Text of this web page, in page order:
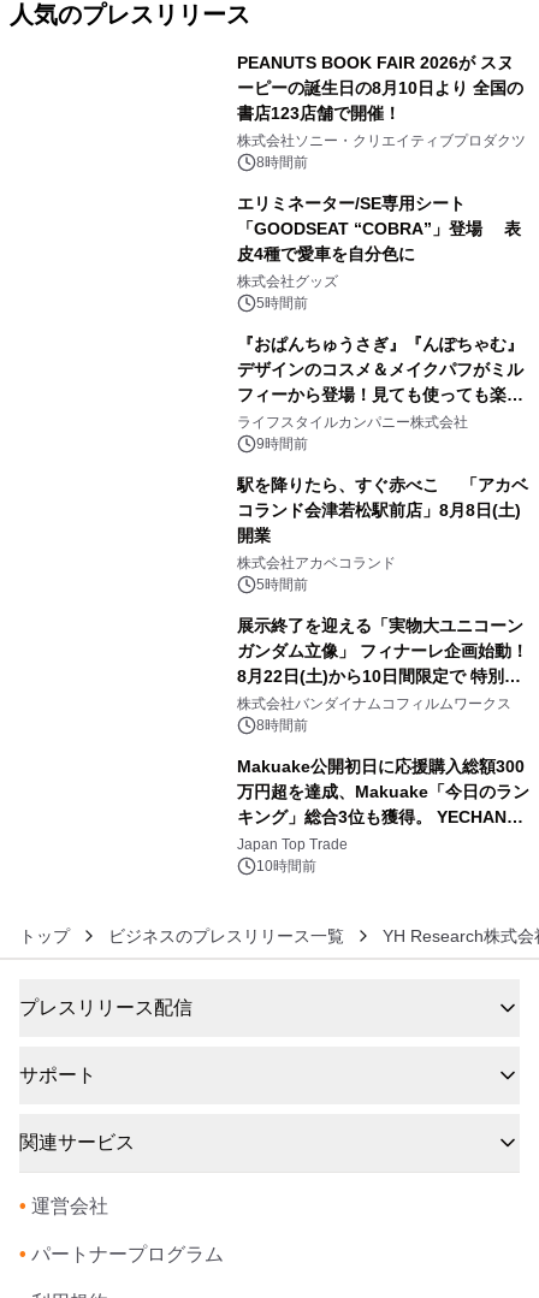
人気のプレスリリース
PEANUTS BOOK FAIR 2026が スヌ
ーピーの誕生日の8月10日より 全国の
書店123店舗で開催！
株式会社ソニー・クリエイティブプロダクツ
8時間前
エリミネーター/SE専用シート
「GOODSEAT “COBRA”」登場 表
皮4種で愛車を自分色に
株式会社グッズ
5時間前
『おぱんちゅうさぎ』『んぽちゃむ』
デザインのコスメ＆メイクパフがミル
フィーから登場！見ても使っても楽し
い、ポップでキュートなコレクショ
ン。
ライフスタイルカンパニー株式会社
9時間前
駅を降りたら、すぐ赤べこ 「アカベ
コランド会津若松駅前店」8月8日(土)
開業
株式会社アカベコランド
5時間前
展示終了を迎える「実物大ユニコーン
ガンダム立像」 フィナーレ企画始動！
8月22日(土)から10日間限定で 特別映
像『UNICORN GUNDAM Statue ―
BEYOND POSSIBILITY ―』を上映！
株式会社バンダイナムコフィルムワークス
8時間前
Makuake公開初日に応援購入総額300
万円超を達成、Makuake「今日のラン
キング」総合3位も獲得。 YECHAN音
浴シンギングボウル第2弾の大型サイ
ズ（XL・2XL・3XL）を先行販売中
Japan Top Trade
10時間前
トップ ビジネスのプレスリリース一覧 YH Research株式会
プレスリリース配信
サポート
関連サービス
• 運営会社
• パートナープログラム